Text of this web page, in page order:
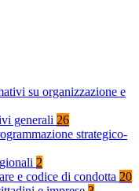
su organizzazione e
generali 26
strategico-
2
e codice di condotta 20